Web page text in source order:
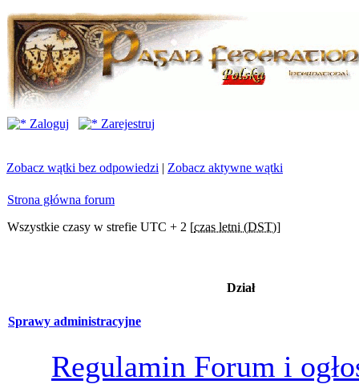
Zaloguj Zarejestruj
Zobacz wątki bez odpowiedzi | Zobacz aktywne wątki
Strona główna forum
Wszystkie czasy w strefie UTC + 2 [czas letni (DST)]
Dział
Sprawy administracyjne
Regulamin Forum i